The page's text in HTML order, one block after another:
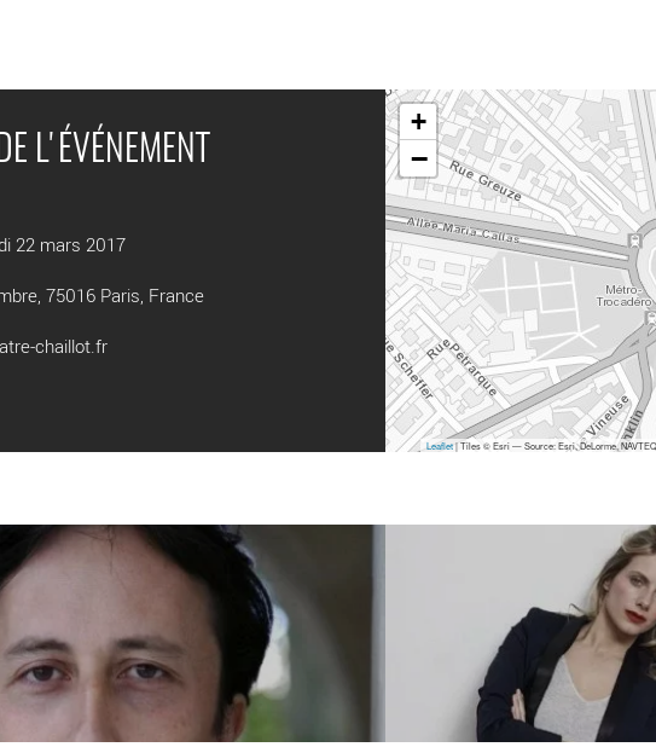
L'ÉVÉNEMENT
22 mars 2017
75016 Paris, France
chaillot.fr
+
−
Leaflet| Tiles © Esri — Source: Esri, DeLorme,